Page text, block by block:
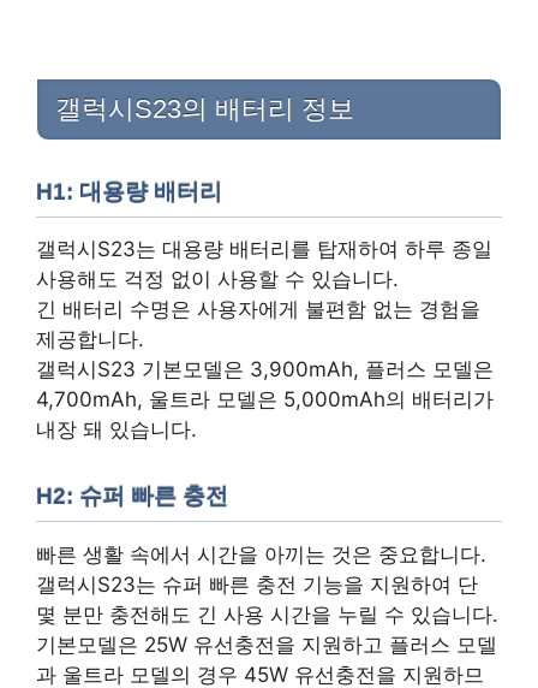
갤럭시S23의 배터리 정보
H1: 대용량 배터리
갤럭시S23는 대용량 배터리를 탑재하여 하루 종일
사용해도 걱정 없이 사용할 수 있습니다.
긴 배터리 수명은 사용자에게 불편함 없는 경험을
제공합니다.
갤럭시S23 기본모델은 3,900mAh, 플러스 모델은
4,700mAh, 울트라 모델은 5,000mAh의 배터리가
내장 돼 있습니다.
H2: 슈퍼 빠른 충전
빠른 생활 속에서 시간을 아끼는 것은 중요합니다.
갤럭시S23는 슈퍼 빠른 충전 기능을 지원하여 단
몇 분만 충전해도 긴 사용 시간을 누릴 수 있습니다.
기본모델은 25W 유선충전을 지원하고 플러스 모델
과 울트라 모델의 경우 45W 유선충전을 지원하므